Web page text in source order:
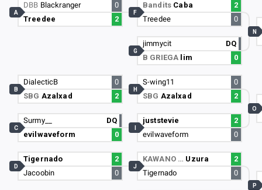
DBB Blackranger
0
Treedee
2
A
DialecticB
0
SBG Azalxad 2
B
Surmy__
DQ
evilwaveform
0
C
Tigernado
2
Jacoobin
0
D
Bandits Caba
2
Treedee
0
F
jimmycit
DQ
B GRIEGA lim 0
G
S-wing11
0
SBG Azalxad 2
H
juststevie
2
evilwaveform
0
KAWANO … Uzura
2
Tigernado
0
J
N
O
P